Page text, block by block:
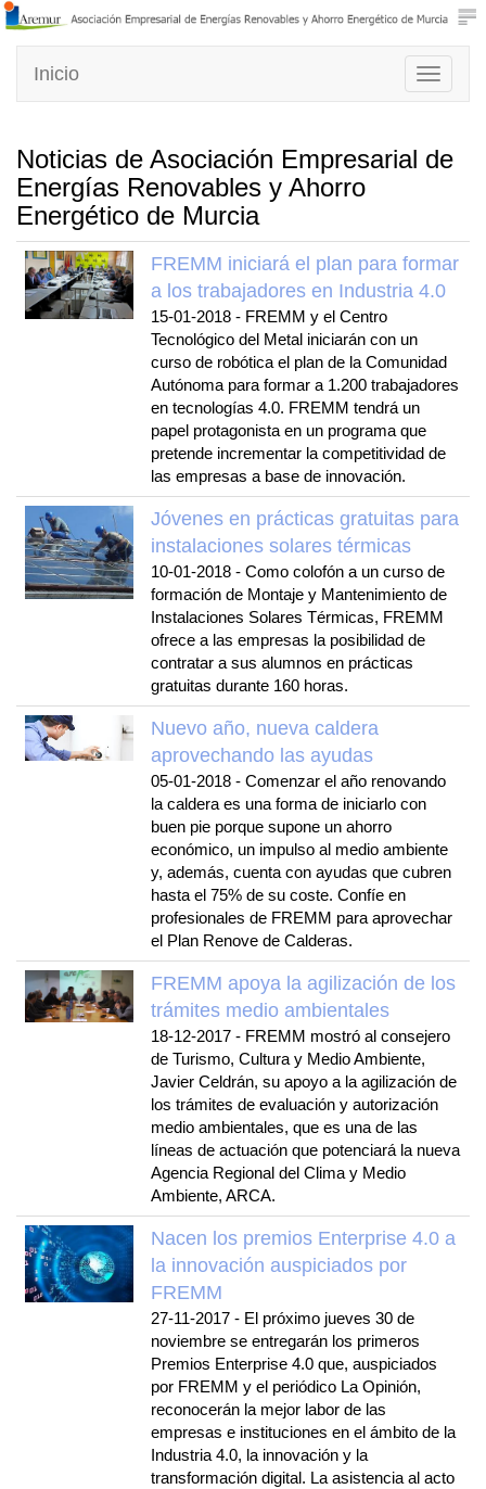
Toggle
Inicio
Noticias de Asociación Empresarial de
Energías Renovables y Ahorro
Energético de Murcia
FREMM iniciará el plan para formar
a los trabajadores en Industria 4.0
15-01-2018 - FREMM y el Centro
Tecnológico del Metal iniciarán con un
curso de robótica el plan de la Comunidad
Autónoma para formar a 1.200 trabajadores
en tecnologías 4.0. FREMM tendrá un
papel protagonista en un programa que
pretende incrementar la competitividad de
las empresas a base de innovación.
Jóvenes en prácticas gratuitas para
instalaciones solares térmicas
10-01-2018 - Como colofón a un curso de
formación de Montaje y Mantenimiento de
Instalaciones Solares Térmicas, FREMM
ofrece a las empresas la posibilidad de
contratar a sus alumnos en prácticas
gratuitas durante 160 horas.
Nuevo año, nueva caldera
aprovechando las ayudas
05-01-2018 - Comenzar el año renovando
la caldera es una forma de iniciarlo con
buen pie porque supone un ahorro
económico, un impulso al medio ambiente
y, además, cuenta con ayudas que cubren
hasta el 75% de su coste. Confíe en
profesionales de FREMM para aprovechar
el Plan Renove de Calderas.
FREMM apoya la agilización de los
trámites medio ambientales
18-12-2017 - FREMM mostró al consejero
de Turismo, Cultura y Medio Ambiente,
Javier Celdrán, su apoyo a la agilización de
los trámites de evaluación y autorización
medio ambientales, que es una de las
líneas de actuación que potenciará la nueva
Agencia Regional del Clima y Medio
Ambiente, ARCA.
Nacen los premios Enterprise 4.0 a
la innovación auspiciados por
FREMM
27-11-2017 - El próximo jueves 30 de
noviembre se entregarán los primeros
Premios Enterprise 4.0 que, auspiciados
por FREMM y el periódico La Opinión,
reconocerán la mejor labor de las
empresas e instituciones en el ámbito de la
Industria 4.0, la innovación y la
transformación digital. La asistencia al acto